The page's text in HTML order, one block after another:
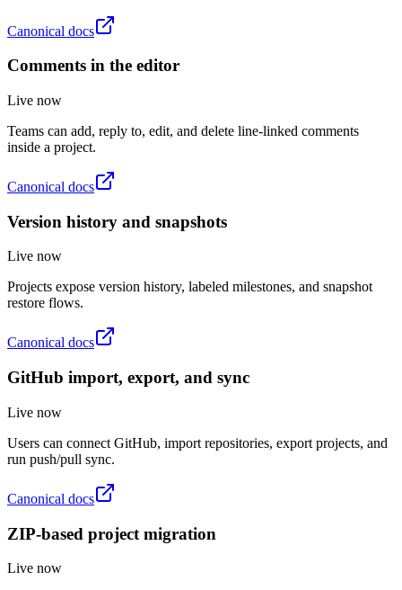
Canonical docs
Comments in the editor
Live now
Teams can add, reply to, edit, and delete line-linked comments
inside a project.
Canonical docs
Version history and snapshots
Live now
Projects expose version history, labeled milestones, and snapshot
restore flows.
Canonical docs
GitHub import, export, and sync
Live now
Users can connect GitHub, import repositories, export projects, and
run push/pull sync.
Canonical docs
ZIP-based project migration
Live now